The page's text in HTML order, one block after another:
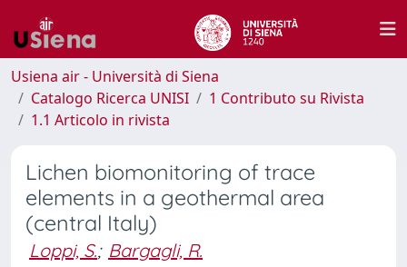
Usiena air - Università di Siena
Catalogo Ricerca UNISI
1 Contributo su Rivista
1.1 Articolo in rivista
Lichen biomonitoring of trace
elements in a geothermal area
(central Italy)
Loppi, S.; Bargagli, R.